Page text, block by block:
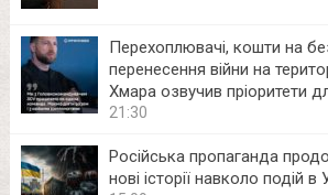
Перехоплювачі, кошти на
перенесення війни на
Хмара озвучив пріоритети
21:30
Російська пропаганда
нові історії навколо подій в